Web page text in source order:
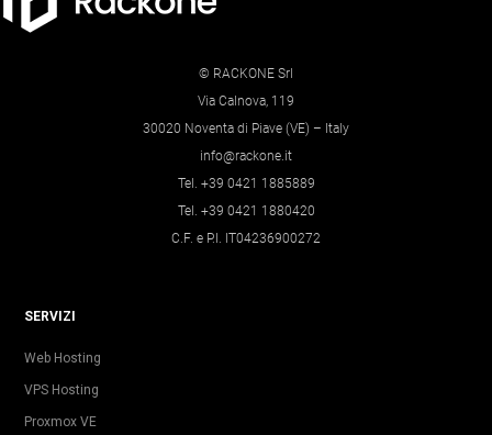
© RACKONE Srl
Via Calnova, 119
30020 Noventa di Piave (VE) – Italy
info@rackone.it
Tel. +39 0421 1885889
Tel. +39 0421 1880420
C.F. e P.I. IT04236900272
SERVIZI
Web Hosting
VPS Hosting
Proxmox VE